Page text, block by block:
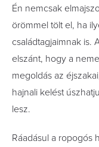
Én nemcsak
örömmel tölt el, ha
családtagjaimnak is.
elszánt, hogy a
megoldás az
hajnali kelést
lesz.
Ráadásul a ropogós